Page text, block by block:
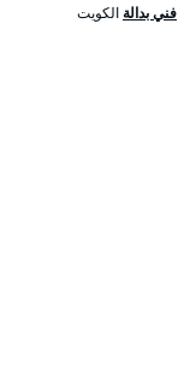
فني بدالة الكويت